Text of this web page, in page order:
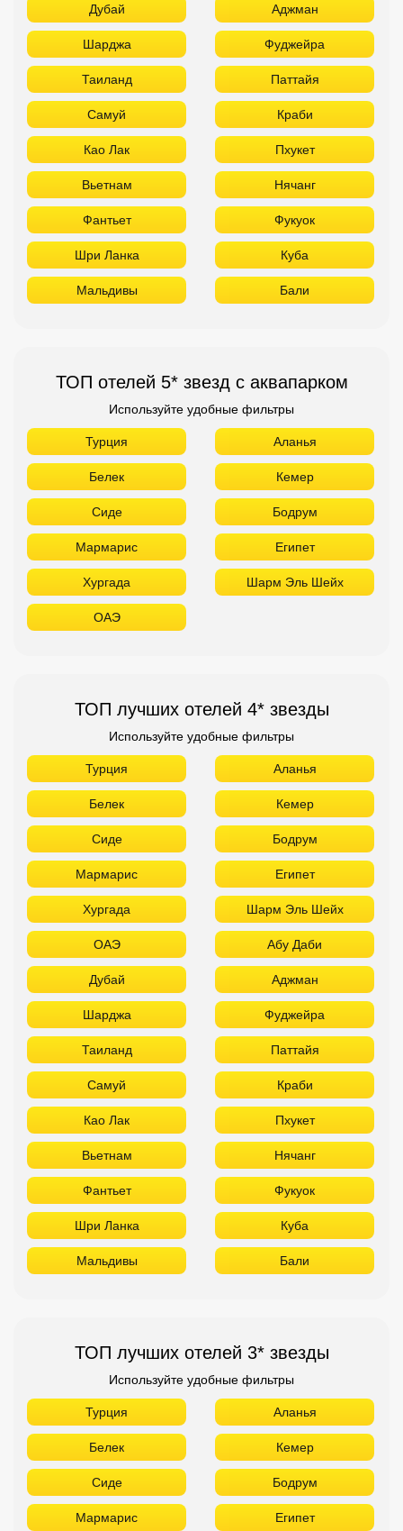
Дубай Аджман
Шарджа Фуджейра
Таиланд Паттайя
Самуй Краби
Као Лак Пхукет
Вьетнам Нячанг
Фантьет Фукуок
Шри Ланка Куба
Мальдивы Бали
ТОП отелей 5* звезд с аквапарком
Используйте удобные фильтры
Турция Аланья
Белек Кемер
Сиде Бодрум
Мармарис Египет
Хургада Шарм Эль Шейх
ОАЭ
ТОП лучших отелей 4* звезды
Используйте удобные фильтры
Турция Аланья
Белек Кемер
Сиде Бодрум
Мармарис Египет
Хургада Шарм Эль Шейх
ОАЭ Абу Даби
Дубай Аджман
Шарджа Фуджейра
Таиланд Паттайя
Самуй Краби
Као Лак Пхукет
Вьетнам Нячанг
Фантьет Фукуок
Шри Ланка Куба
Мальдивы Бали
ТОП лучших отелей 3* звезды
Используйте удобные фильтры
Турция Аланья
Белек Кемер
Сиде Бодрум
Мармарис Египет